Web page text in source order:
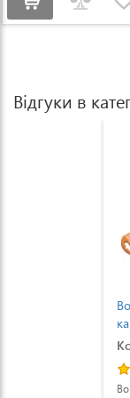
Відгуки в